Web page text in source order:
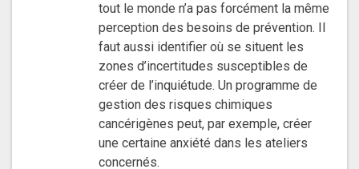
tout le monde n’a pas forcément la même
perception des besoins de prévention. Il
faut aussi identifier où se situent les
zones d’incertitudes susceptibles de
créer de l’inquiétude. Un programme de
gestion des risques chimiques
cancérigènes peut, par exemple, créer
une certaine anxiété dans les ateliers
concernés.